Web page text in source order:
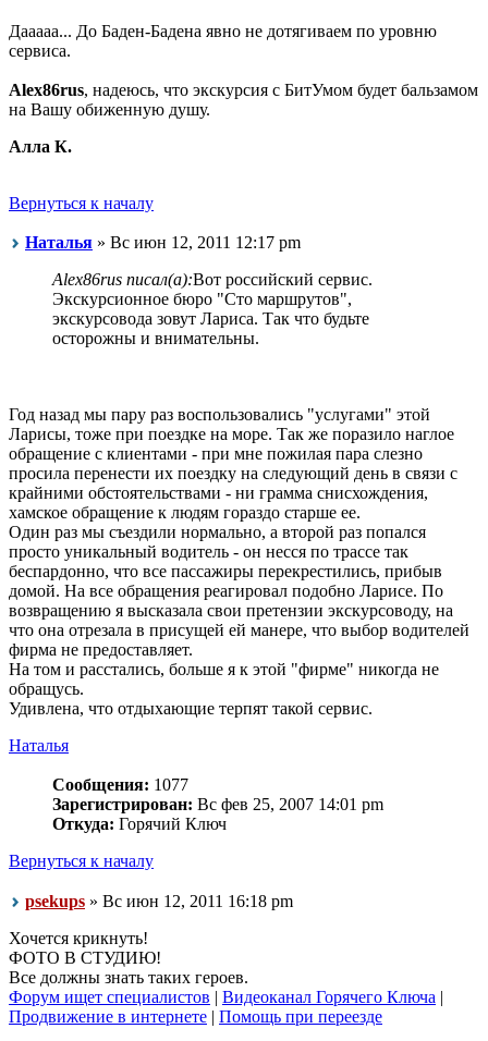
Дааааа... До Баден-Бадена явно не дотягиваем по уровню
сервиса.
Alex86rus, надеюсь, что экскурсия с БитУмом будет бальзамом
на Вашу обиженную душу.
Алла К.
Вернуться к началу
Наталья » Вс июн 12, 2011 12:17 pm
Alex86rus писал(а):Вот российский сервис.
Экскурсионное бюро "Сто маршрутов",
экскурсовода зовут Лариса. Так что будьте
осторожны и внимательны.
Год назад мы пару раз воспользовались "услугами" этой
Ларисы, тоже при поездке на море. Так же поразило наглое
обращение с клиентами - при мне пожилая пара слезно
просила перенести их поездку на следующий день в связи с
крайними обстоятельствами - ни грамма снисхождения,
хамское обращение к людям гораздо старше ее.
Один раз мы съездили нормально, а второй раз попался
просто уникальный водитель - он несся по трассе так
беспардонно, что все пассажиры перекрестились, прибыв
домой. На все обращения реагировал подобно Ларисе. По
возвращению я высказала свои претензии экскурсоводу, на
что она отрезала в присущей ей манере, что выбор водителей
фирма не предоставляет.
На том и расстались, больше я к этой "фирме" никогда не
обращусь.
Удивлена, что отдыхающие терпят такой сервис.
Наталья
Сообщения: 1077
Зарегистрирован: Вс фев 25, 2007 14:01 pm
Откуда: Горячий Ключ
Вернуться к началу
psekups » Вс июн 12, 2011 16:18 pm
Хочется крикнуть!
ФОТО В СТУДИЮ!
Все должны знать таких героев.
Форум ищет специалистов | Видеоканал Горячего Ключа |
Продвижение в интернете | Помощь при переезде